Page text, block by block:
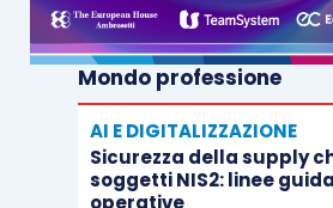
Mondo professione
AI E DIGITALIZZAZIONE
Sicurezza della supply
soggetti NIS2: linee
operative